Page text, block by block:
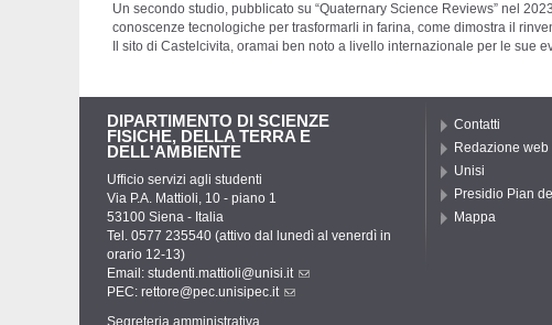
Un secondo studio, pubblicato su “Quaternary Science Reviews” nel
conoscenze tecnologiche per trasformarli in farina, come dimostra il
Il sito di Castelcivita, oramai ben noto a livello internazionale per le
DIPARTIMENTO DI SCIENZE
FISICHE, DELLA TERRA E
DELL'AMBIENTE
Ufficio servizi agli studenti
Via P.A. Mattioli, 10 - piano 1
53100 Siena - Italia
Tel. 0577 235540 (attivo dal lunedì al venerdì in
orario 12-13)
Email: studenti.mattioli@unisi.it
PEC: rettore@pec.unisipec.it
Contatti
Redazione web
Unisi
Presidio Pian
Mappa